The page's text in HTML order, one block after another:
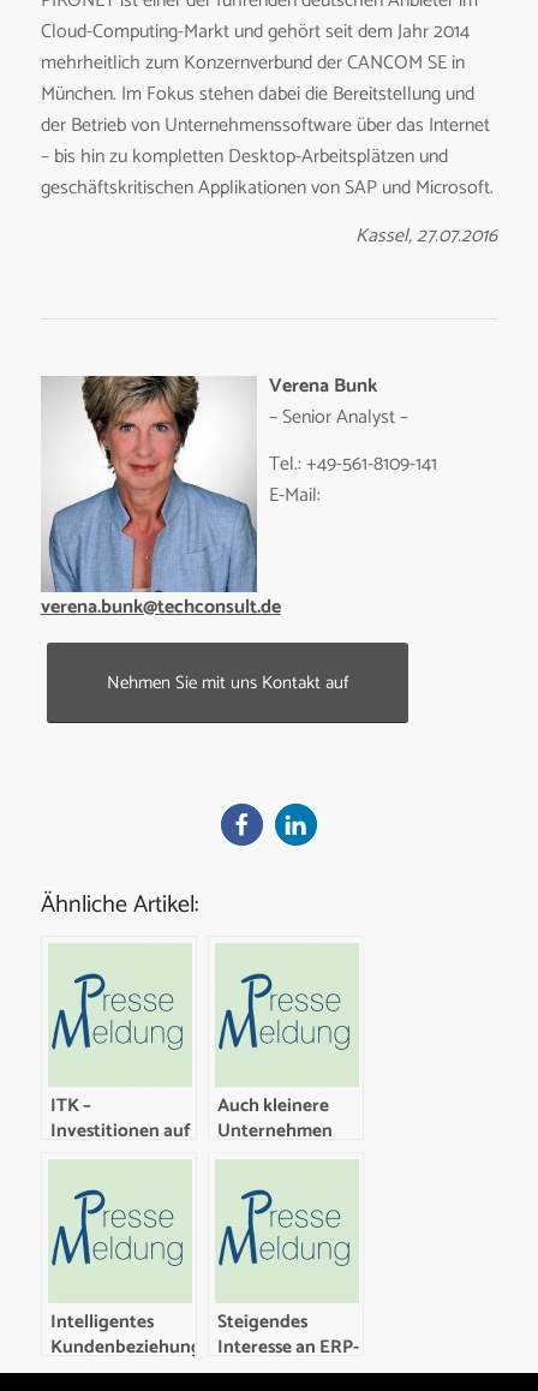
Cloud-Computing-Markt und gehört seit dem Jahr 2014
mehrheitlich zum Konzernverbund der CANCOM SE in
München. Im Fokus stehen dabei die Bereitstellung und
der Betrieb von Unternehmenssoftware über das Internet
– bis hin zu kompletten Desktop-Arbeitsplätzen und
geschäftskritischen Applikationen von SAP und Microsoft.
Kassel, 27.07.2016
Verena Bunk
– Senior Analyst –
Tel.: +49-561-8109-141
E-Mail:
verena.bunk@techconsult.de
Nehmen Sie mit uns Kontakt auf
Ähnliche Artikel:
ITK –
Investitionen auf
Wachstumskurs
Auch kleinere
Unternehmen
lassen „Cloud
Kassen“ klingeln
Intelligentes
Kundenbeziehungsmanagement
mit CRM-
Steigendes
Interesse an ERP-
Lösungen aus der